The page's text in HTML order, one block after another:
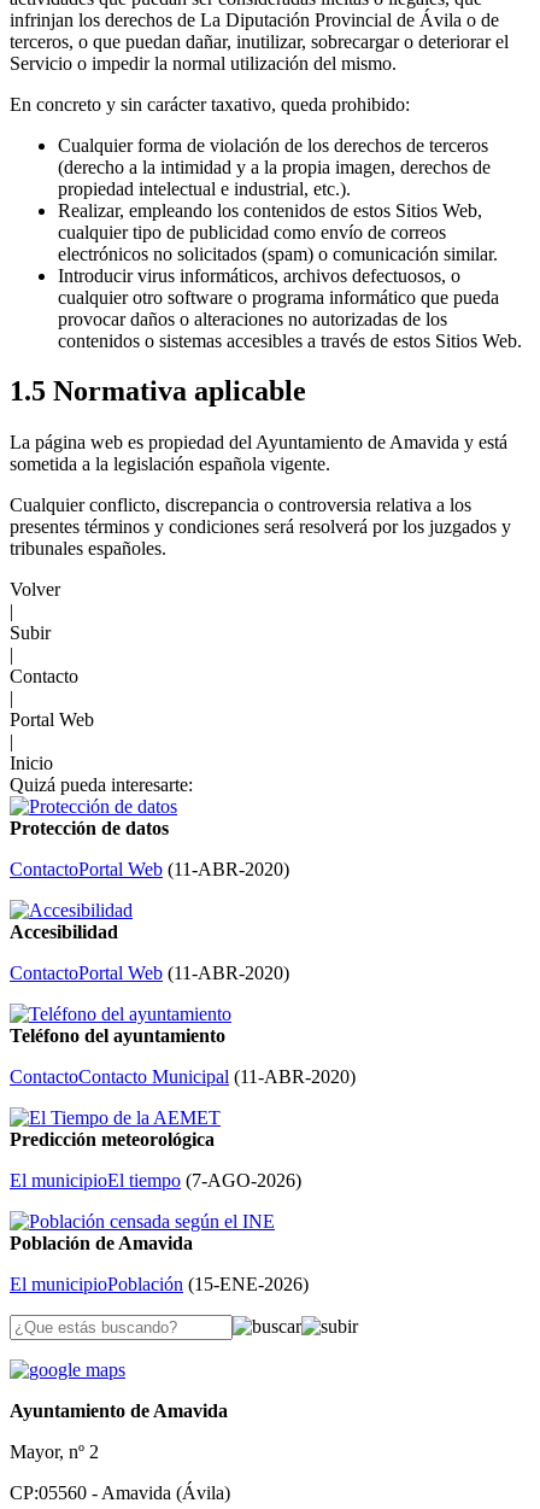
infrinjan los derechos de La Diputación Provincial de Ávila o de
terceros, o que puedan dañar, inutilizar, sobrecargar o deteriorar el
Servicio o impedir la normal utilización del mismo.
En concreto y sin carácter taxativo, queda prohibido:
Cualquier forma de violación de los derechos de terceros
(derecho a la intimidad y a la propia imagen, derechos de
propiedad intelectual e industrial, etc.).
Realizar, empleando los contenidos de estos Sitios Web,
cualquier tipo de publicidad como envío de correos
electrónicos no solicitados (spam) o comunicación similar.
Introducir virus informáticos, archivos defectuosos, o
cualquier otro software o programa informático que pueda
provocar daños o alteraciones no autorizadas de los
contenidos o sistemas accesibles a través de estos Sitios Web.
1.5 Normativa aplicable
La página web es propiedad del Ayuntamiento de Amavida y está
sometida a la legislación española vigente.
Cualquier conflicto, discrepancia o controversia relativa a los
presentes términos y condiciones será resolverá por los juzgados y
tribunales españoles.
Volver
|
Subir
|
Contacto
|
Portal Web
|
Inicio
Quizá pueda interesarte:
Protección de datos
ContactoPortal Web (11-ABR-2020)
Accesibilidad
ContactoPortal Web (11-ABR-2020)
Teléfono del ayuntamiento
ContactoContacto Municipal (11-ABR-2020)
Predicción meteorológica
El municipioEl tiempo (7-AGO-2026)
Población de Amavida
El municipioPoblación (15-ENE-2026)
Ayuntamiento de Amavida
Mayor, nº 2
CP:05560 - Amavida (Ávila)